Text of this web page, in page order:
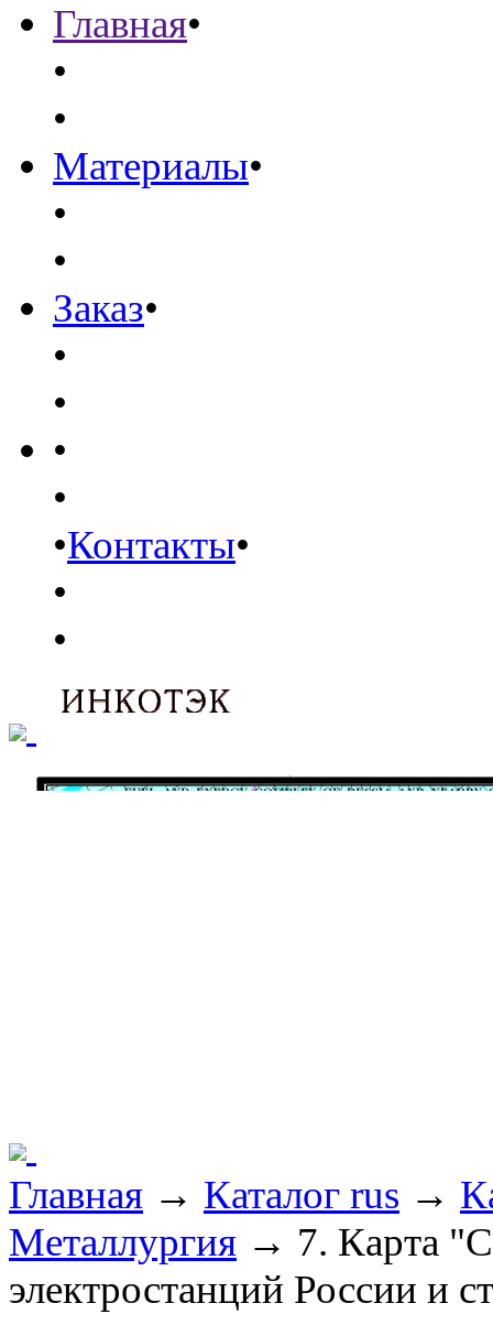
Главная•
•
•
Материалы•
•
•
Заказ•
•
•
•
•
•Контакты•
•
•
Главная → Каталог rus →
Металлургия → 7. Карта
электростанций России и